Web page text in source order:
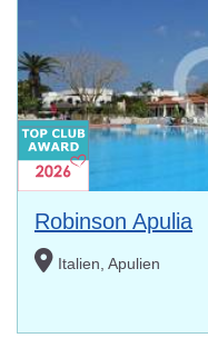
Robinson Apulia
Italien, Apulien